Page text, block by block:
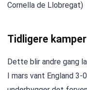
Cornella de Llobregat)
Tidligere
Dette blir andre gang
I mars vant England